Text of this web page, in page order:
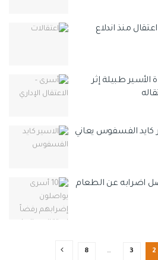
ألف حالة اعتقال منذ اندلاع
الأسير طبيلة إثر
الأسير كايد الفسفوس يعاني
اضرابه عن الطعام
2
3
…
8